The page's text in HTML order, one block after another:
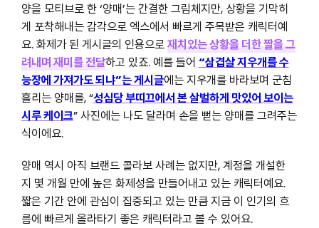
양을 모티브로 한 ‘양매’는 간결한 그림체지만, 상황을 기막히
게 포착해내는 감각으로 엑스에서 빠르게 주목받은 캐릭터예
요. 화제가 된 게시글의 인용으로재치있는 상황을 더한 짤을 그
려내며 재미를 전달하고 있죠. 예를 들어 “삼겹살 지우개를 수
능장에 가져가도 되냐”는 게시글에는 지우개를 바라보며 군침
흘리는 양매를, “성심당 부띠끄에서 본 살벌하게 맛있어 보이는
시루 케이크” 사진에는 나도 달라며 손을 뻗는 양매를 그려주는
식이에요.
양매 역시 아직 브랜드 콜라보 사례는 없지만, 계정을 개설한
지 몇 개월 만에 높은 화제성을 만들어내고 있는 캐릭터예요.
짧은 기간 안에 관심이 집중되고 있는 만큼 지금 이 인기의 흐
름에 빠르게 올라타기 좋은 캐릭터라고 볼 수 있어요.